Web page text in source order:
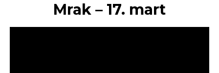
Mrak – 17. mart